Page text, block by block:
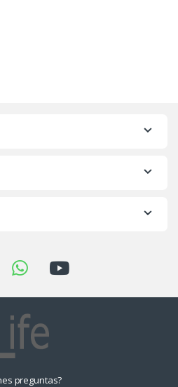
preguntas?